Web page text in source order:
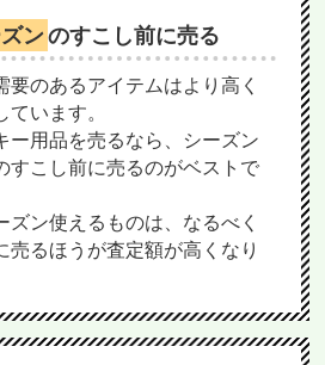
ンのすこし前に売る
要のあるアイテムはより高く
います。
ー用品を売るなら、シーズン
すこし前に売るのがベストで
ズン使えるものは、なるべく
売るほうが査定額が高くなり